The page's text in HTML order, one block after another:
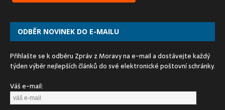
ODBĚR NOVINEK DO E-MAILU
Přihlašte se k odběru Zpráv z Moravy na e-mail a dostávejte každý
týden výběr nejlepších článků do své elektronické poštovní schránky.
Váš e-mail: